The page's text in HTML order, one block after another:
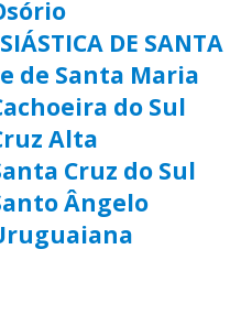
DE
de Santa Maria
do Sul
Alta
Cruz do Sul
Ângelo